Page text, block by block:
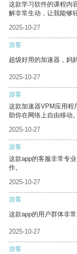
这款学习软件的课程内
解非常生动，让我能够
2025-10-27
游客
超级好用的加速器，妈
2025-10-27
游客
这款加速器VPM应用程
助你在网络上自由移动。
2025-10-27
游客
这款app的客服非常专
作。
2025-10-27
游客
这款app的用户群体非
2025-10-27
游客